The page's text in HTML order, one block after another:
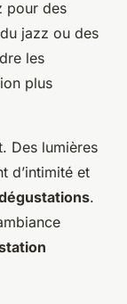
pour des
jazz ou des
les
plus
Des lumières
d’intimité et
.